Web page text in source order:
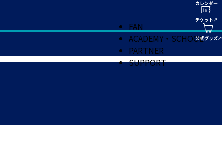
FAN
ACADEMY・SCHOOL
PARTNER
SUPPORT